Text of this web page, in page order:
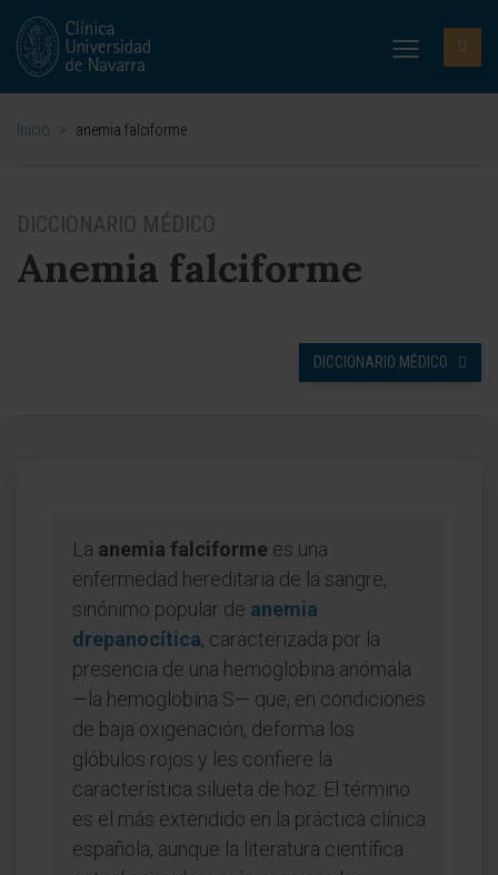
Inicio > anemia falciforme
DICCIONARIO MÉDICO
Anemia falciforme
DICCIONARIO MÉDICO
La anemia falciforme es una
enfermedad hereditaria de la sangre,
sinónimo popular de anemia
drepanocítica, caracterizada por la
presencia de una hemoglobina anómala
—la hemoglobina S— que, en condiciones
de baja oxigenación, deforma los
glóbulos rojos y les confiere la
característica silueta de hoz. El término
es el más extendido en la práctica clínica
española, aunque la literatura científica